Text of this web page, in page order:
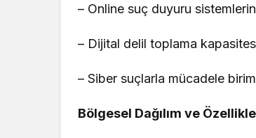
– Online suç duyuru
– Dijital delil toplama
– Siber suçlarla mücadele
Bölgesel Dağılım ve